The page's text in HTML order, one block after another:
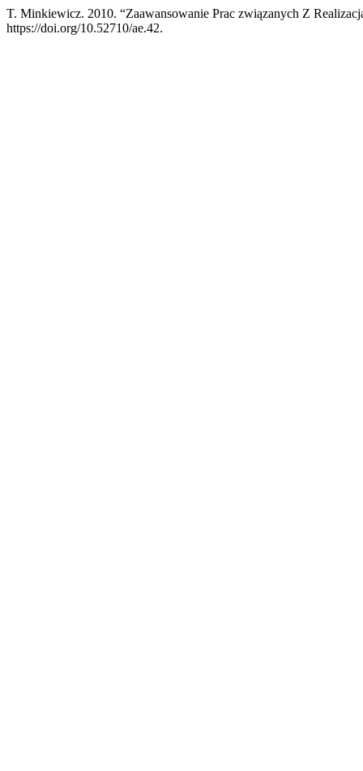
T. Minkiewicz. 2010. “Zaawansowanie Prac związanych Z
https://doi.org/10.52710/ae.42.